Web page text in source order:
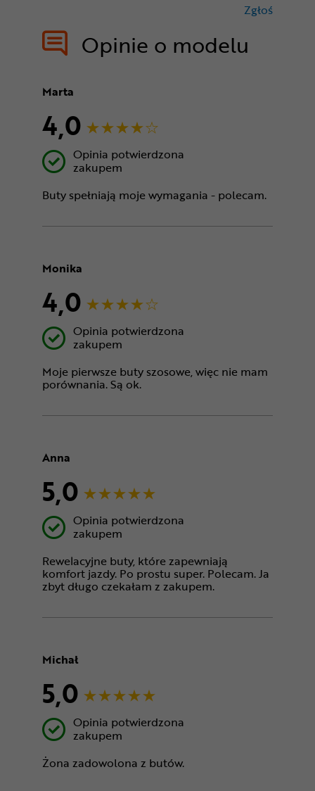
Opinie o modelu
Zgłoś
Marta
4,0
Opinia potwierdzona
zakupem
Buty spełniają moje wymagania - polecam.
Monika
4,0
Opinia potwierdzona
zakupem
Moje pierwsze buty szosowe, więc nie mam
porównania. Są ok.
Anna
5,0
Opinia potwierdzona
zakupem
Rewelacyjne buty, które zapewniają
komfort jazdy. Po prostu super. Polecam. Ja
zbyt długo czekałam z zakupem.
Michał
5,0
Opinia potwierdzona
zakupem
Żona zadowolona z butów.